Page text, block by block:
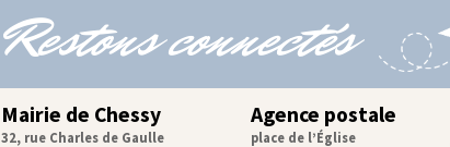
Restons connectés
Mairie de Chessy
32, rue Charles de Gaulle
Agence postale
place de l’Église